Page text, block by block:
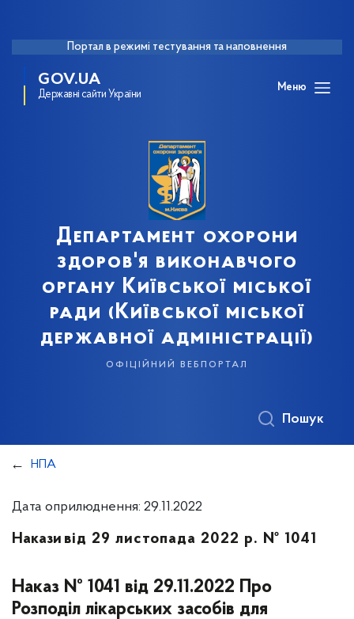
Портал в режимі тестування та наповнення
GOV.UA
Державні сайти України
Меню
Департамент охорони
здоров'я виконавчого
органу Київської міської
ради (Київської міської
державної адміністрації)
офіційний вебпортал
Пошук
НПА
Дата оприлюднення: 29.11.2022
Накази від 29 листопада 2022 р. № 1041
Наказ № 1041 від 29.11.2022 Про
Розподіл лікарських засобів для